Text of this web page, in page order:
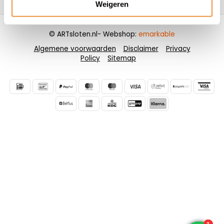
Weigeren
Algemene voorwaarden Disclaimer
Privacy
Policy
Sitemap
© ARTsloten.nl- Webshop: emarkable